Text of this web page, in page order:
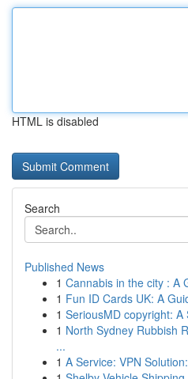
HTML is disabled
Search
Published News
1 Cannabis in the city : A
1 Fun ID Cards UK: A
1 SeriousMD copyright:
1 North Sydney Rubbish
...
1 A Service: VPN